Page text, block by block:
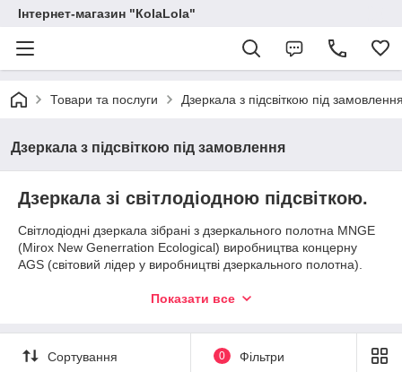
Інтернет-магазин "КоlaLola"
Товари та послуги Дзеркала з підсвіткою під
Дзеркала з підсвіткою під замовлення
Дзеркала зі світлодіодною підсвіткою.
Світлодіодні дзеркала зібрані з дзеркального полотна MNGE
(Mirox New Generration Ecological) виробництва концерну
AGS (світовий лідер у виробництві дзеркального полотна).
(сатин) виходить за допомогою глибокої піскоструї, через яку
Led-підсвітка — світлодіодна стрічка 5 Вт і 10 Вт
потужності підсвічує малюнок, прикрашаючи декор дзеркала.
Показати все
Сортування 0 Фільтри